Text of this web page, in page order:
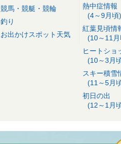
競馬・競艇・競輪
釣り
お出かけスポット天気
熱中症情報
(4～9月頃)
紅葉見頃情
(10～11月
ヒートショ
(10～3月
スキー積雪
(11～5月
初日の出
(12～1月